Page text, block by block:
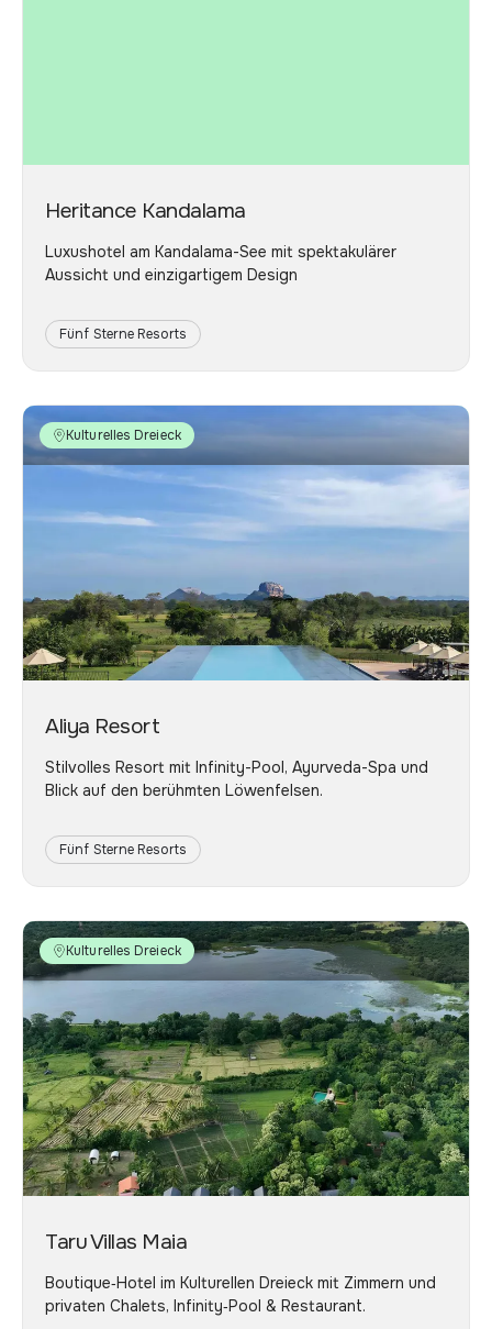
Heritance Kandalama
Luxushotel am Kandalama-See mit spektakulärer
Aussicht und einzigartigem Design
Fünf Sterne Resorts
Kulturelles Dreieck
Aliya Resort
Stilvolles Resort mit Infinity-Pool, Ayurveda-Spa und
Blick auf den berühmten Löwenfelsen.
Fünf Sterne Resorts
Kulturelles Dreieck
Taru Villas Maia
Boutique‑Hotel im Kulturellen Dreieck mit Zimmern und
privaten Chalets, Infinity‑Pool & Restaurant.